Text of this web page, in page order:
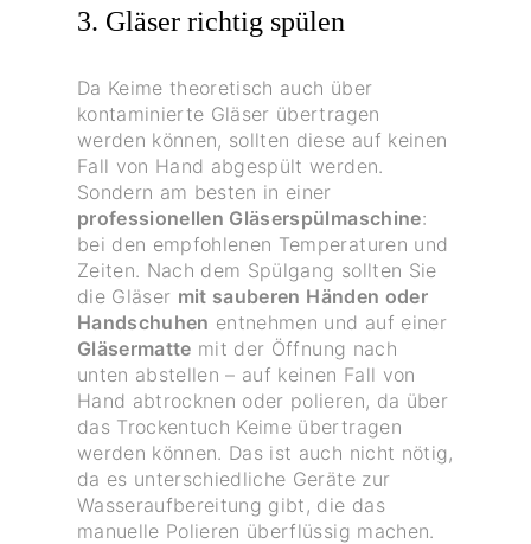
3. Gläser richtig spülen
Da Keime theoretisch auch über
kontaminierte Gläser übertragen
werden können, sollten diese auf keinen
Fall von Hand abgespült werden.
Sondern am besten in einer
professionellen Gläserspülmaschine:
bei den empfohlenen Temperaturen und
Zeiten. Nach dem Spülgang sollten Sie
die Gläser mit sauberen Händen oder
Handschuhen entnehmen und auf einer
Gläsermatte mit der Öffnung nach
unten abstellen – auf keinen Fall von
Hand abtrocknen oder polieren, da über
das Trockentuch Keime übertragen
werden können. Das ist auch nicht nötig,
da es unterschiedliche Geräte zur
Wasseraufbereitung gibt, die das
manuelle Polieren überflüssig machen.